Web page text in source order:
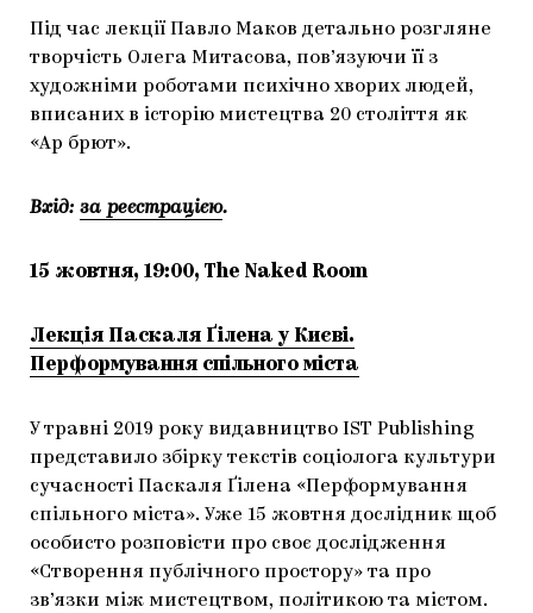
Під час лекції Павло Маков детально розгляне
творчість Олега Митасова, пов’язуючи її з
художніми роботами психічно хворих людей,
вписаних в історію мистецтва 20 століття як
«Ар брют».
Вхід: за реєстрацією.
15 жовтня, 19:00, The Naked Room
Лекція Паскаля Ґілена у Києві.
Перформування спільного міста
У травні 2019 року видавництво IST Publishing
представило збірку текстів соціолога культури
сучасності Паскаля Ґілена «Перформування
спільного міста». Уже 15 жовтня дослідник щоб
особисто розповісти про своє дослідження
«Створення публічного простору» та про
зв’язки між мистецтвом, політикою та містом.